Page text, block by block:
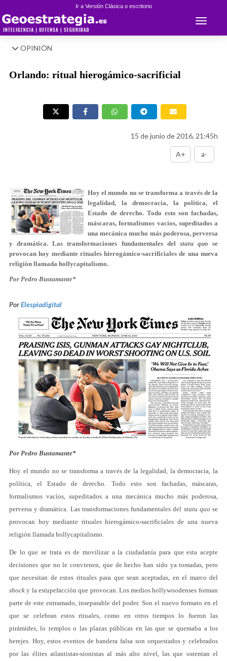
Ir a Versión Clásica o escritorio
Toggle
OPINIÓN
Orlando: ritual hierogámico-sacrificial
15 de junio de 2016, 21:45h
A+ a-
Hoy el mundo no se transforma a través de la
legalidad, la democracia, la política, el
Estado de derecho. Todo esto son fachadas,
máscaras, formalismos vacíos, supeditados a
una mecánica mucho más poderosa, perversa
y dramática. Las transformaciones fundamentales del statu quo se
provocan hoy mediante rituales hierogámico-sacrificiales de una nueva
religión llamada hollycapitalismo.
Por Pedro Bustamante*
PorElespiadigital
Por Pedro Bustamante*
Hoy el mundo no se transforma a través de la legalidad, la democracia, la
política, el Estado de derecho. Todo esto son fachadas, máscaras,
formalismos vacíos, supeditados a una mecánica mucho más poderosa,
perversa y dramática. Las transformaciones fundamentales del statu quo se
provocan hoy mediante rituales hierogámico-sacrificiales de una nueva
religión llamada hollycapitalismo.
De lo que se trata es de movilizar a la ciudadanía para que esta acepte
decisiones que no le convienen, que de hecho han sido ya tomadas, pero
que necesitan de estos rituales para que sean aceptadas, en el marco del
shock y la estupefacción que provocan. Los medios hollywoodenses forman
parte de este entramado, inseparable del poder. Son el nuevo formato en el
que se celebran estos rituales, como en otros tiempos lo fueron las
pirámides, lo templos o las plazas públicas en las que se quemaba a los
herejes. Hoy, estos eventos de bandera falsa son orquestados y celebrados
por las élites atlantistas-sionistas al más alto nivel, las que ostentan el